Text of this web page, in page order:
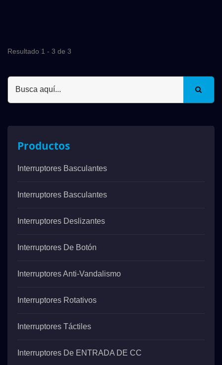
Resultado 1 - 3 de 3
Productos
Interruptores Basculantes
Interruptores Basculantes
Interruptores Deslizantes
Interruptores De Botón
Interruptores Anti-Vandalismo
Interruptores Rotativos
Interruptores Táctiles
Interruptores De ENTRADA DE CC